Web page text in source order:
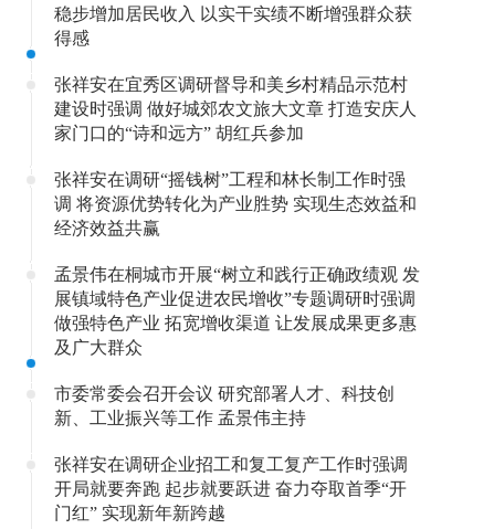
稳步增加居民收入 以实干实绩不断增强群众获
得感
张祥安在宜秀区调研督导和美乡村精品示范村
建设时强调 做好城郊农文旅大文章 打造安庆人
家门口的“诗和远方” 胡红兵参加
张祥安在调研“摇钱树”工程和林长制工作时强
调 将资源优势转化为产业胜势 实现生态效益和
经济效益共赢
孟景伟在桐城市开展“树立和践行正确政绩观 发
展镇域特色产业促进农民增收”专题调研时强调
做强特色产业 拓宽增收渠道 让发展成果更多惠
及广大群众
市委常委会召开会议 研究部署人才、科技创
新、工业振兴等工作 孟景伟主持
张祥安在调研企业招工和复工复产工作时强调
开局就要奔跑 起步就要跃进 奋力夺取首季“开
门红” 实现新年新跨越